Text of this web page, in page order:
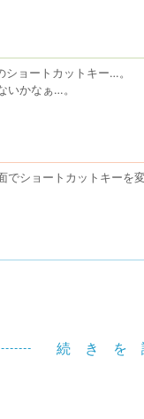
ョートカットキー…。
いかなぁ…。
でショートカットキーを
続 き を